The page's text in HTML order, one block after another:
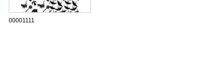
00001111